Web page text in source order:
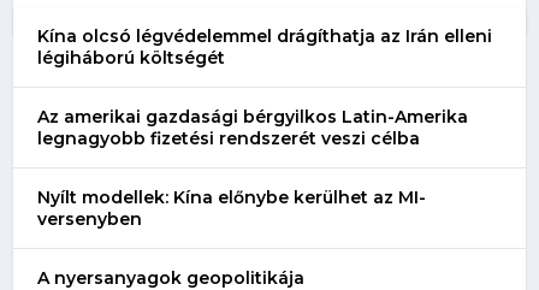
Kína olcsó légvédelemmel drágíthatja az Irán elleni
légiháború költségét
Az amerikai gazdasági bérgyilkos Latin-Amerika
legnagyobb fizetési rendszerét veszi célba
Nyílt modellek: Kína előnybe kerülhet az MI-
versenyben
A nyersanyagok geopolitikája